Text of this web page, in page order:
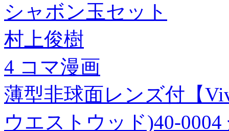
シャボン玉セット
村上俊樹
4 コマ漫画
薄型非球面レンズ付【
ウエストウッド)40-